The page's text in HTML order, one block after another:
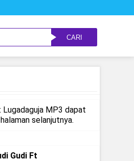
CARI
Lugadaguja MP3 dapat
selanjutnya.
Gudi Ft